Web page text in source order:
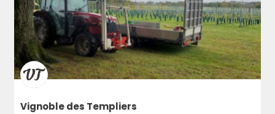
Vignoble des Templiers